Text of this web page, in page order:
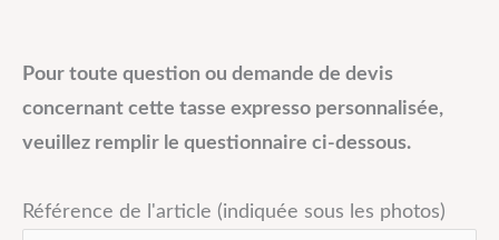
Pour toute question ou demande de devis
concernant cette tasse expresso personnalisée,
veuillez remplir le questionnaire ci-dessous.
Référence de l'article (indiquée sous les photos)